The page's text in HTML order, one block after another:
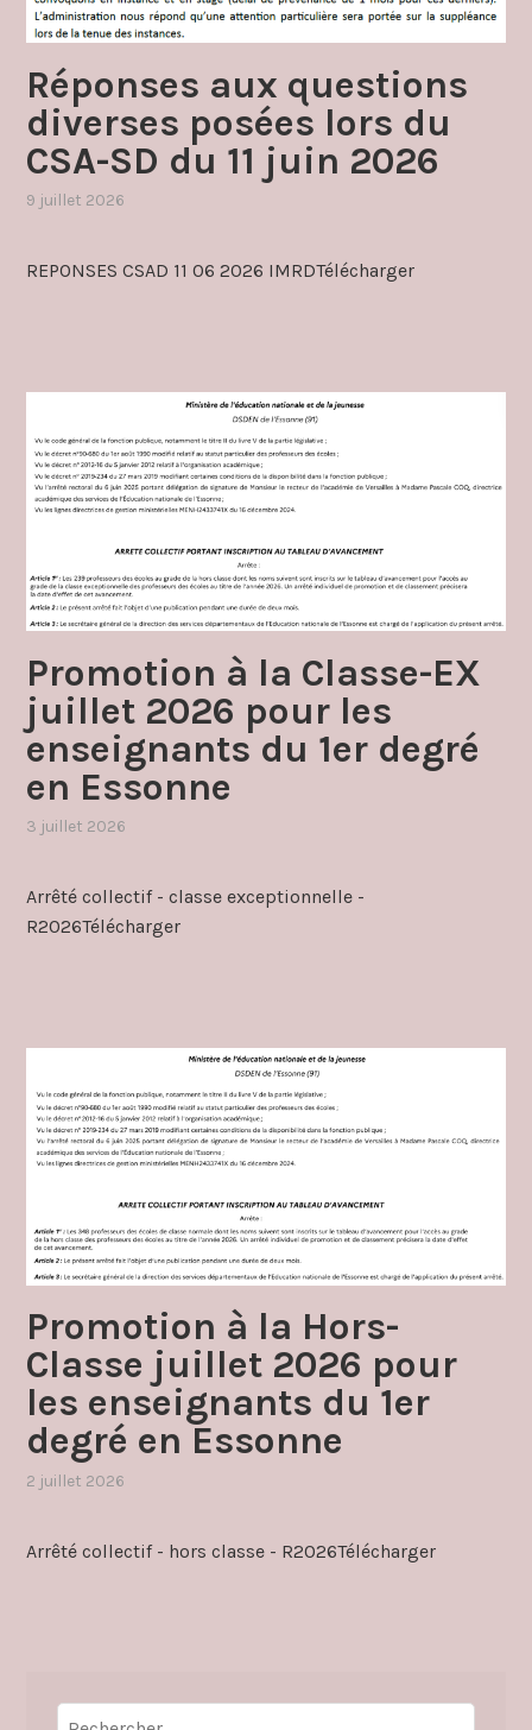
Réponses aux questions
diverses posées lors du
CSA-SD du 11 juin 2026
9 juillet 2026
csa
REPONSES CSAD 11 06 2026 IMRDTélécharger
Promotion à la Classe-EX
juillet 2026 pour les
enseignants du 1er degré
en Essonne
3 juillet 2026
promotion
Arrêté collectif - classe exceptionnelle -
R2026Télécharger
Promotion à la Hors-
Classe juillet 2026 pour
les enseignants du 1er
degré en Essonne
2 juillet 2026
promotion
Arrêté collectif - hors classe - R2026Télécharger
Rechercher :